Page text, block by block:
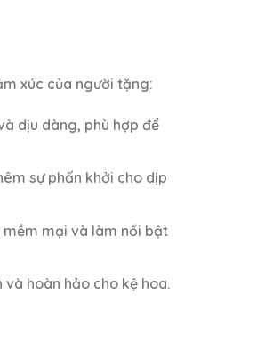
xúc của người tặng:
dịu dàng, phù hợp để
sự phấn khởi cho dịp
mại và làm nổi bật
hoàn hảo cho kệ hoa.